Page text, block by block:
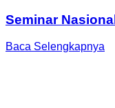
Seminar Nasional
Baca Selengkapnya